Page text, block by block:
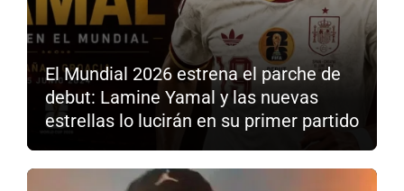
El Mundial 2026 estrena el parche de
debut: Lamine Yamal y las nuevas
estrellas lo lucirán en su primer partido